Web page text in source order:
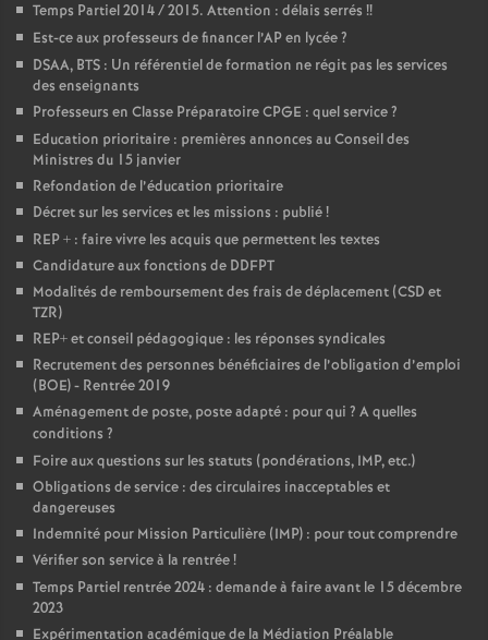
Temps Partiel 2014 / 2015. Attention : délais serrés !!
Est-ce aux professeurs de financer l’AP en lycée?
DSAA, BTS : Un référentiel de formation ne régit pas les services
des enseignants
Professeurs en Classe Préparatoire CPGE : quel service?
Education prioritaire : premières annonces au Conseil des
Ministres du 15 janvier
Refondation de l’éducation prioritaire
Décret sur les services et les missions : publié!
REP + : faire vivre les acquis que permettent les textes
Candidature aux fonctions de DDFPT
Modalités de remboursement des frais de déplacement (CSD et
TZR)
REP+ et conseil pédagogique : les réponses syndicales
Recrutement des personnes bénéficiaires de l’obligation d’emploi
(BOE) - Rentrée 2019
Aménagement de poste, poste adapté : pour qui ? A quelles
conditions ?
Foire aux questions sur les statuts (pondérations, IMP, etc.)
Obligations de service : des circulaires inacceptables et
dangereuses
Indemnité pour Mission Particulière (IMP) : pour tout comprendre
Vérifier son service à la rentrée!
Temps Partiel rentrée 2024 : demande à faire avant le 15 décembre
2023
Expérimentation académique de la Médiation Préalable